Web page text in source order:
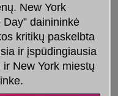
New York
dainininkė
kritikų paskelbta
ir įspūdingiausia
New York miestų